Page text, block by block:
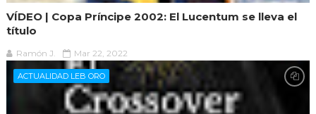
VÍDEO | Copa Príncipe 2002: El Lucentum se lleva el
título
Ramón J. Mar 22, 2022
ACTUALIDAD LEB ORO